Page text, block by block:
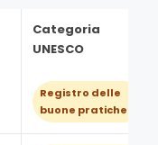
Categoria
UNESCO
Registro delle
buone pratiche